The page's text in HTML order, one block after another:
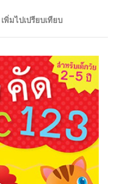
เพิ่มไปเปรียบเทียบ